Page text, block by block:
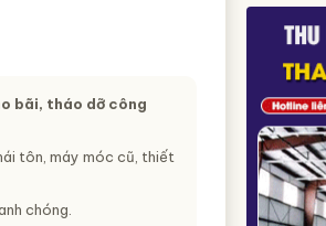
bãi, tháo dỡ công
tôn, máy móc cũ, thiết
chóng.